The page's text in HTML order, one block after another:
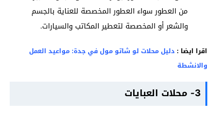
من العطور سواء العطور المخصصة للعناية بالجسم
والشعر أو المخصصة لتعطير المكاتب والسيارات.
اقرا ايضا : دليل محلات لو شاتو مول في جدة: مواعيد العمل
والانشطة
3- محلات العبايات